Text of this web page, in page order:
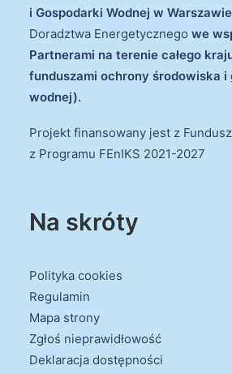
i Gospodarki Wodnej w Warszawie
Doradztwa Energetycznego we
Partnerami na terenie całego
funduszami ochrony środowiska i
wodnej).
Projekt finansowany jest z
z Programu FEnIKS 2021-2027
Na skróty
Polityka cookies
Regulamin
Mapa strony
Zgłoś nieprawidłowość
Deklaracja dostępności